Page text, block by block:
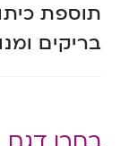
תוספת
בריקים